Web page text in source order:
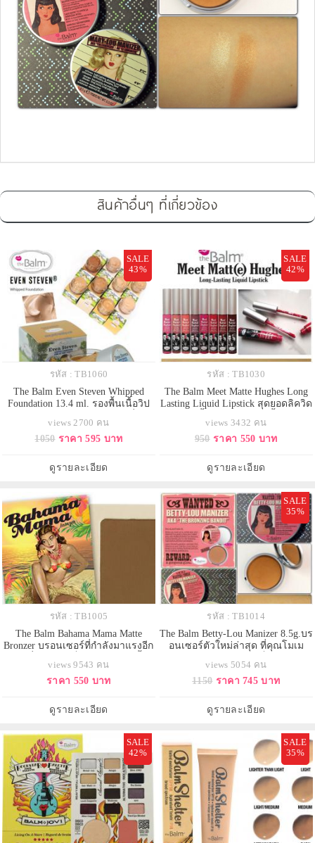
สินค้าอื่นๆ ที่เกี่ยวข้อง
SALE
43%
รหัส : TB1060
The Balm Even Steven Whipped
Foundation 13.4 ml. รองพื้นเนื้อวิป
ทำให้คุณตกหลุมรักในสัมผัสที่นุ่มลื่น
รองพื้นเนื้อมูส ให้สัมผัสนุ่ม บางเบา
ร้อนอย่างบ้านเรา ไม่เหนียวเหนอะ
views 2700 คน
1050 ราคา 595 บาท
ดูรายละเอียด
SALE
42%
รหัส : TB1030
The Balm Meet Matte Hughes Long
Lasting Liquid Lipstick สุดยอดลิควิด
ทนเพื่อความมั่นใจได้ยาวนานตลอด
ทั้งวัน กันน้ำ ติดทนสุดๆ ทาแล้วรู้สึก
ผสมของเมนทอล มาพร้อมกลิ่นวานิล
views 3432 คน
950 ราคา 550 บาท
ดูรายละเอียด
รหัส : TB1005
The Balm Bahama Mama Matte
Bronzer บรอนเซอร์ที่กำลังมาแรงอีก
แมทโปร่งแสง ยอดนิยม สร้างมิติให้
กับใบหน้าดูเรียว และให้จมูกคุณดู
บกพร่องของรูปทรงบนใบหน้าอย่างดี
เยี่ยม ทำให้การแต่งหน้
views 9543 คน
ราคา 550 บาท
ดูรายละเอียด
SALE
35%
รหัส : TB1014
The Balm Betty-Lou Manizer 8.5g.บร
อนเซอร์ตัวใหม่ล่าสุด ที่คุณโมเม
ได้ สำหรับคนที่ชอบแนวสีแทนยอด
นิยมกับการทำเฉดดิ้งให้หน้าเล็ก
ไม่ต้องศัลยกรรมสีน้ำตาลวิ้งนิดๆ
เพื่อให้ผิวดูสุขภาพดีย
views 5054 คน
1150 ราคา 745 บาท
ดูรายละเอียด
SALE
42%
SALE
35%